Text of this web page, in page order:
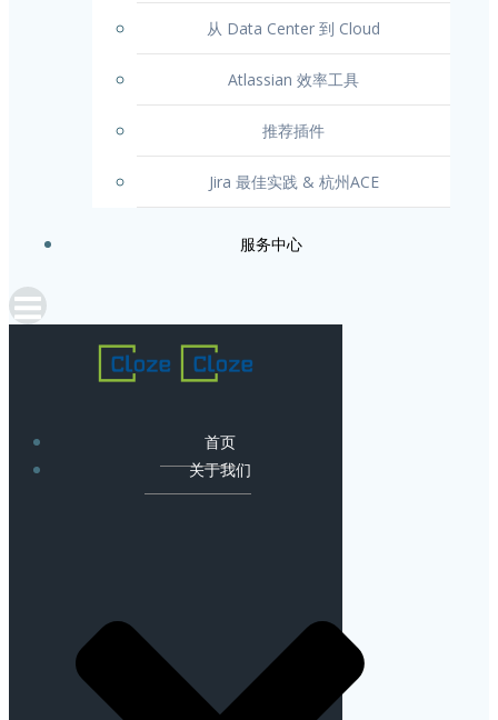
从 Data Center 到 Cloud
Atlassian 效率工具
推荐插件
Jira 最佳实践 & 杭州ACE
服务中心
首页
关于我们